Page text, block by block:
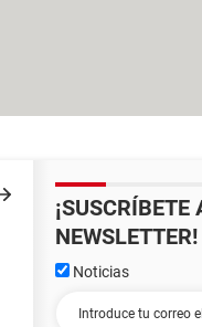
¡SUSCRÍBETE
NEWSLETTER!
Noticias